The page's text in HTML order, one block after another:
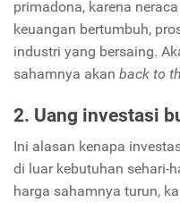
primadona, karena
keuangan bertumbuh,
industri yang bersaing.
sahamnya akan back to
2. Uang investasi
Ini alasan kenapa
di luar kebutuhan sehari-
harga sahamnya turun,